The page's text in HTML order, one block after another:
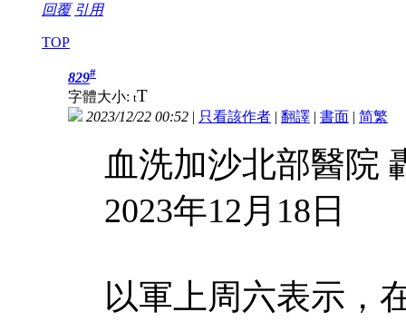
回覆 引用
TOP
829#
字體大小: tT
2023/12/22 00:52 | 只看該作者 | 翻譯 | 書面 | 简繁
血洗加沙北部醫院
2023年12月18日
以軍上周六表示，